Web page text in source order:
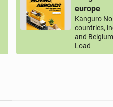
europe
Kanguro
countries,
and
Load